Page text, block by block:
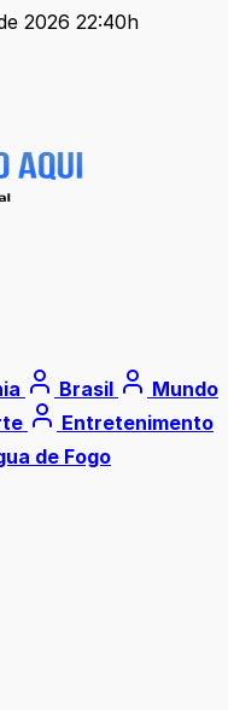
2026 22:40h
Brasil
Mundo
Entretenimento
de Fogo